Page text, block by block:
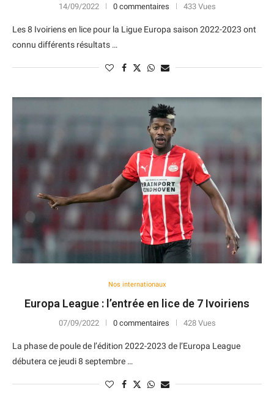
14/09/2022 0 commentaires 433 Vues
Les 8 Ivoiriens en lice pour la Ligue Europa saison 2022-2023 ont
connu différents résultats …
Nos internationaux
Europa League : l’entrée en lice de 7 Ivoiriens
07/09/2022 0 commentaires 428 Vues
La phase de poule de l’édition 2022-2023 de l’Europa League
débutera ce jeudi 8 septembre …